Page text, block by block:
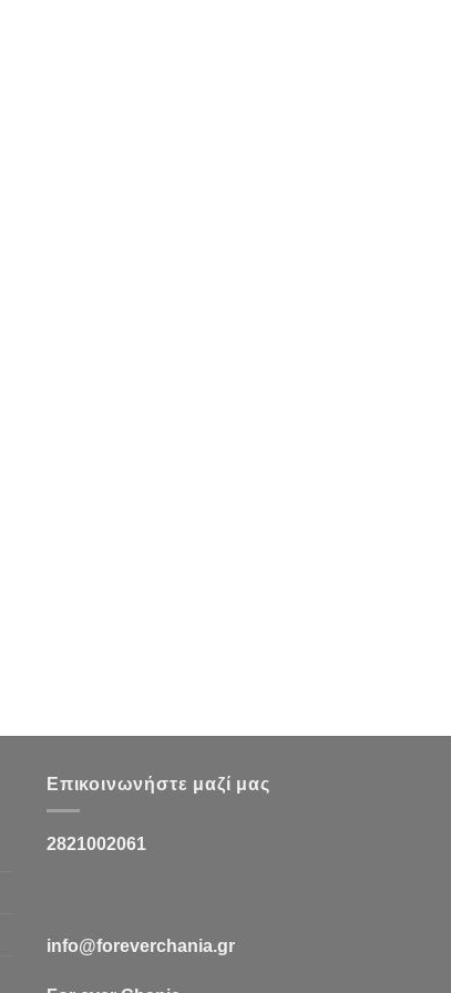
Επικοινωνήστε μαζί μας
2821002061
info@foreverchania.gr